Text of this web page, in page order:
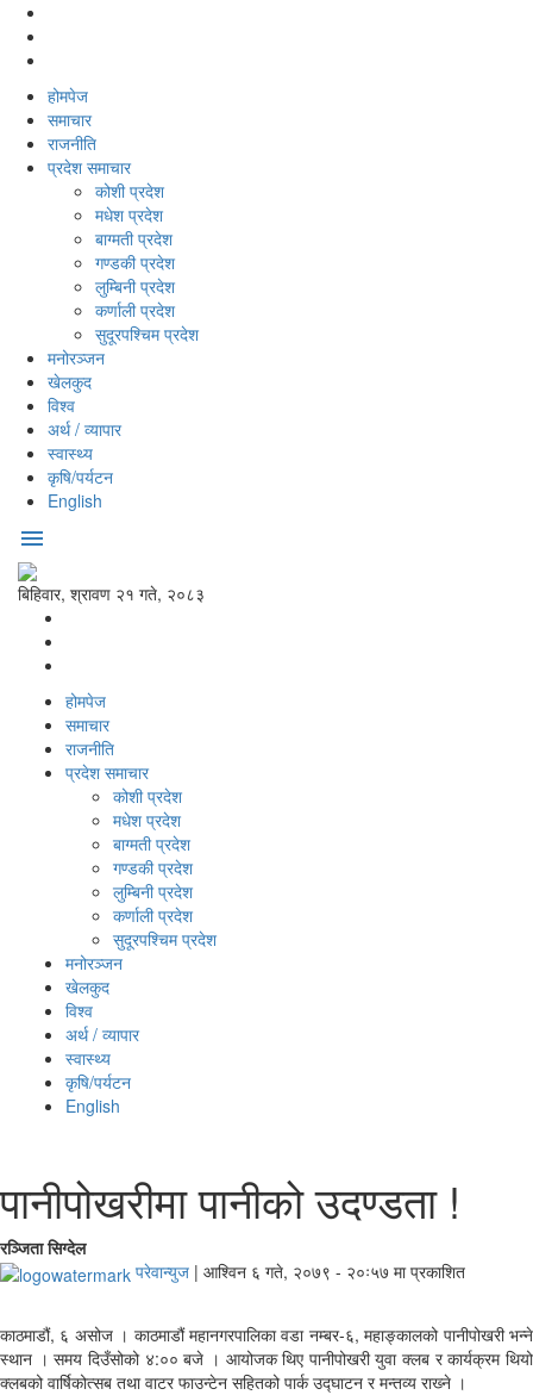
होमपेज
समाचार
राजनीति
प्रदेश समाचार
कोशी प्रदेश
मधेश प्रदेश
बाग्मती प्रदेश
गण्डकी प्रदेश
लुम्बिनी प्रदेश
कर्णाली प्रदेश
सुदूरपश्‍चिम प्रदेश
मनोरञ्‍जन
खेलकुद
विश्‍व
अर्थ / व्यापार
स्वास्थ्य
कृषि/पर्यटन
English
menu
बिहिवार, श्रावण २१ गते, २०८३
होमपेज
समाचार
राजनीति
प्रदेश समाचार
कोशी प्रदेश
मधेश प्रदेश
बाग्मती प्रदेश
गण्डकी प्रदेश
लुम्बिनी प्रदेश
कर्णाली प्रदेश
सुदूरपश्‍चिम प्रदेश
मनोरञ्‍जन
खेलकुद
विश्‍व
अर्थ / व्यापार
स्वास्थ्य
कृषि/पर्यटन
English
पानीपोखरीमा पानीको उदण्डता !
रञ्‍जिता सिग्देल
परेवान्युज | आश्विन ६ गते, २०७९ - २०ः५७ मा प्रकाशित
काठमाडौं, ६ असोज । काठमाडौं महानगरपालिका वडा नम्बर-६, महाङ्कालको पानीपोखरी भन्‍ने
स्थान । समय दिउँसोको ४:०० बजे । आयोजक थिए पानीपोखरी युवा क्लब र कार्यक्रम थियो
क्लबको वार्षिकोत्सब तथा वाटर फाउन्टेन सहितको पार्क उद्घाटन र मन्तव्य राख्‍ने ।